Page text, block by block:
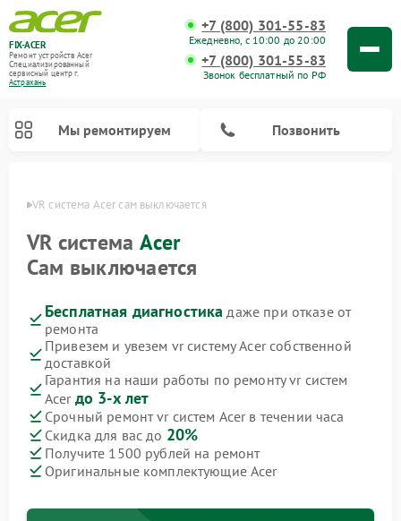
FIX-ACER
Ремонт устройств Acer
Специализированный
cервисный центр г.
Астрахань
+7 (800) 301-55-83
Ежедневно, с 10:00 до 20:00
+7 (800) 301-55-83
Звонок бесплатный по РФ
Мы ремонтируем Позвонить
VR система Acer сам выключается
VR система Acer
Сам выключается
Бесплатная диагностика даже при отказе от
ремонта
Привезем и увезем vr систему Acer собственной
доставкой
Гарантия на наши работы по ремонту vr систем
Acer до 3-х лет
Срочный ремонт vr систем Acer в течении часа
Скидка для вас до 20%
Получите 1500 рублей на ремонт
Оригинальные комплектующие Acer